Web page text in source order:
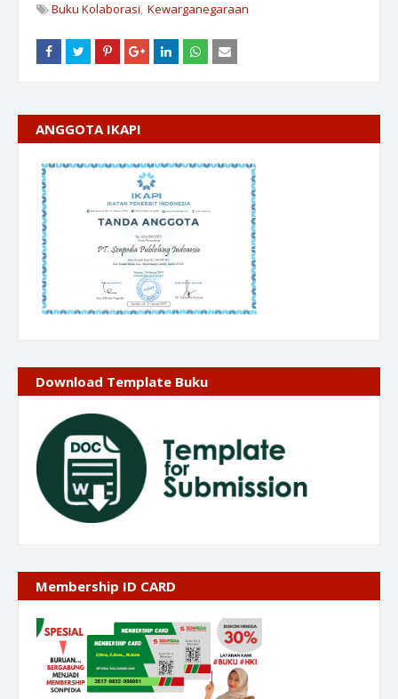
Buku Kolaborasi Kewarganegaraan
ANGGOTA IKAPI
Download Template Buku
Membership ID CARD